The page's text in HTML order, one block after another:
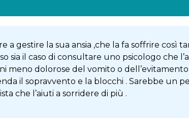
a gestire la sua ansia ,che la fa soffrire così
sia il caso di consultare uno psicologo che
meno dolorose del vomito o
il sopravvento e la blocchi . Sarebbe un
che l’aiuti a sorridere di più .